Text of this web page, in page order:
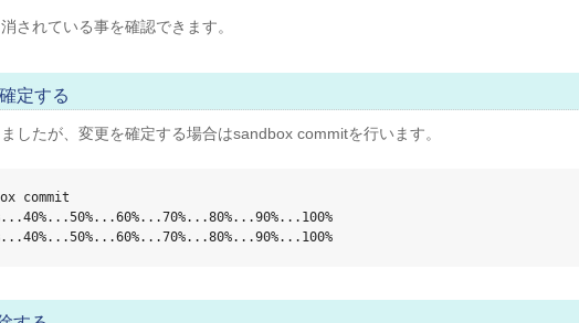
されている事を確認できます。
定する
したが、変更を確定する場合はsandbox commitを行います。
commit